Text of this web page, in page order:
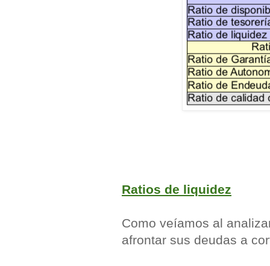
Ratios de liquidez
Como veíamos al
afrontar sus deudas a